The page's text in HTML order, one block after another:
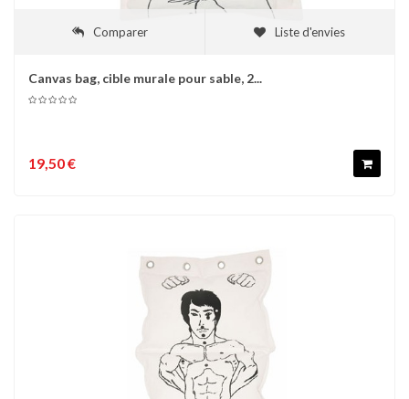
Comparer Liste d'envies
Canvas bag, cible murale pour sable, 2...
19,50 €